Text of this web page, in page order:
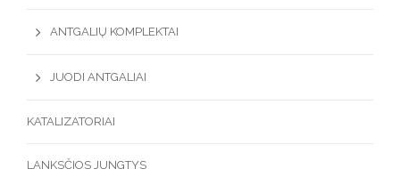
ANTGALIŲ KOMPLEKTAI
JUODI ANTGALIAI
KATALIZATORIAI
LANKSČIOS JUNGTYS